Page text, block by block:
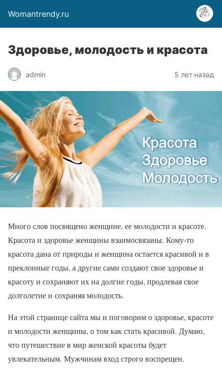
Womantrendy.ru
Здоровье, молодость и красота
admin 5 лет назад
Много слов посвящено женщине, ее молодости и красоте.
Красота и здоровье женщины взаимосвязаны. Кому-то
красота дана от природы и женщина остается красивой и в
преклонные годы, а другие сами создают свое здоровье и
красоту и сохраняют их на долгие годы, продлевая свое
долголетие и сохраняя молодость.
На этой странице сайта мы и поговорим о здоровье, красоте
и молодости женщины, о том как стать красивой. Думаю,
что путешествие в мир женской красоты будет
увлекательным. Мужчинам вход строго воспрещен.